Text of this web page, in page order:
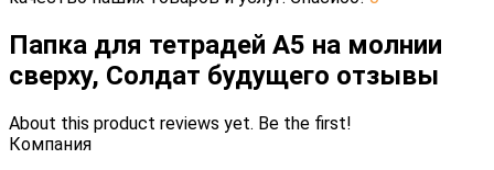
Папка для тетрадей А5 на молнии
сверху, Солдат будущего отзывы
About this product reviews yet. Be the first!
Компания